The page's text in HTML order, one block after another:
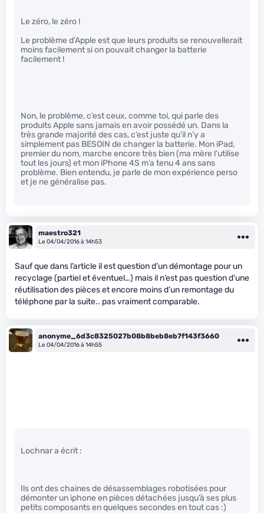
Le zéro, le zéro !
Le problème d’Apple est que leurs produits se renouvellerait
moins facilement si on pouvait changer la batterie
facilement !
Non, le problème, c’est ceux, comme toi, qui parle des
produits Apple sans jamais en avoir possédé un. Dans la
très grande majorité des cas, c’est juste qu’il n’y a
simplement pas BESOIN de changer la batterie. Mon iPad,
premier du nom, marche encore très bien (ma mère l’utilise
tout les jours) et mon iPhone 4S m’a tenu 4 ans sans
problème. Bien entendu, je parle de mon expérience perso
et je ne généralise pas.
maestro321
Le 04/04/2016 à 14h53
Sauf que dans l’article il est question d’un démontage pour un
recyclage (partiel et éventuel…) mais il n’est pas question d’une
réutilisation des pièces et encore moins d’un remontage du
téléphone par la suite.. pas vraiment comparable.
anonyme_6d3c8325027b08b8beb8eb7f143f3660
Le 04/04/2016 à 14h55
Lochnar a écrit :
Ils ont des chaines de désassemblages robotisées pour
démonter un iphone en pièces détachées jusqu’à ses plus
petits composants en quelques secondes en tout cas :)